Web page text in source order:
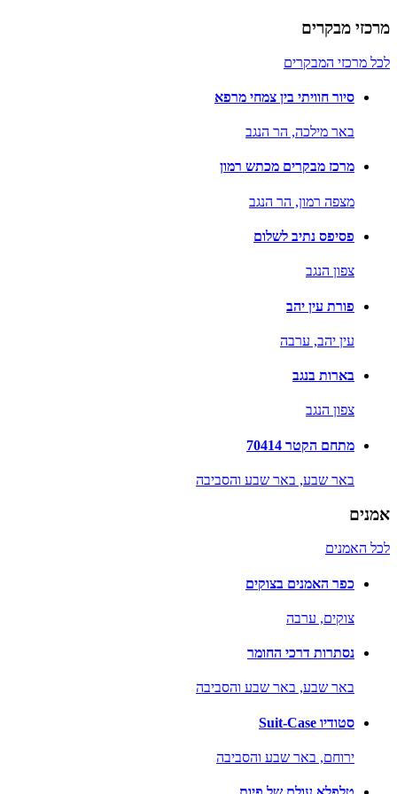
מרכזי מבקרים
לכל מרכזי המבקרים
סיור חוויתי בין צמחי מרפא
באר מילכה, הר הנגב
מרכז מבקרים מכתש רמון
מצפה רמון, הר הנגב
פסיפס נתיב לשלום
צפון הנגב
פורת עין יהב
עין יהב, ערבה
בארות בנגב
צפון הנגב
מתחם הקטר 70414
באר שבע, באר שבע והסביבה
אמנים
לכל האמנים
כפר האמנים בצוקים
צוקים, ערבה
נסתרות דרכי החומר
באר שבע, באר שבע והסביבה
סטודיו Suit-Case
ירוחם, באר שבע והסביבה